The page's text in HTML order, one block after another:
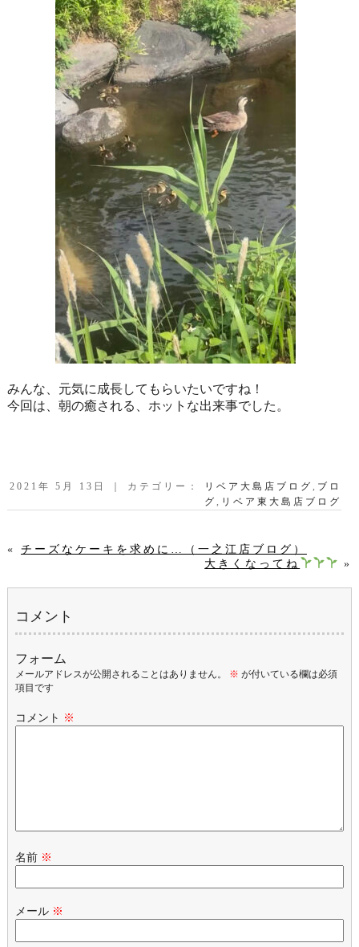
みんな、元気に成長してもらいたいですね！
今回は、朝の癒される、ホットな出来事でした。
2021年 5月 13日 ｜ カテゴリー： リベア大島店ブログ, ブロ
グ, リベア東大島店ブログ
« チーズなケーキを求めに…（一之江店ブログ）
大きくなってね
»
コメント
フォーム
メールアドレスが公開されることはありません。 ※ が付いている欄は必須
項目です
コメント ※
名前 ※
メール ※